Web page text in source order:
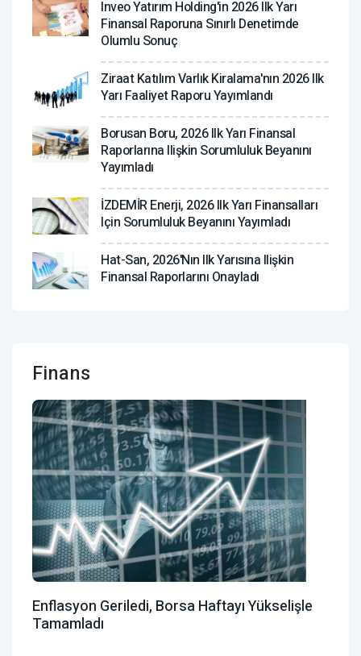
Inveo Yatırım Holding'in 2026 Ilk Yarı
Finansal Raporuna Sınırlı Denetimde
Olumlu Sonuç
Ziraat Katılım Varlık Kiralama'nın 2026 Ilk
Yarı Faaliyet Raporu Yayımlandı
Borusan Boru, 2026 Ilk Yarı Finansal
Raporlarına Ilişkin Sorumluluk Beyanını
Yayımladı
İZDEMİR Enerji, 2026 Ilk Yarı Finansalları
Için Sorumluluk Beyanını Yayımladı
Hat-San, 2026'nın Ilk Yarısına Ilişkin
Finansal Raporlarını Onayladı
Finans
Enflasyon Geriledi, Borsa Haftayı Yükselişle
Tamamladı